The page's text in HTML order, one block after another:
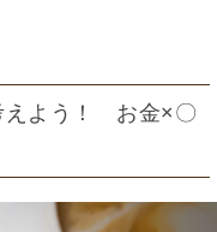
えよう！ お金×〇